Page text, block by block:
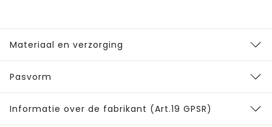
Materiaal en verzorging
Pasvorm
Informatie over de fabrikant (Art.19 GPSR)